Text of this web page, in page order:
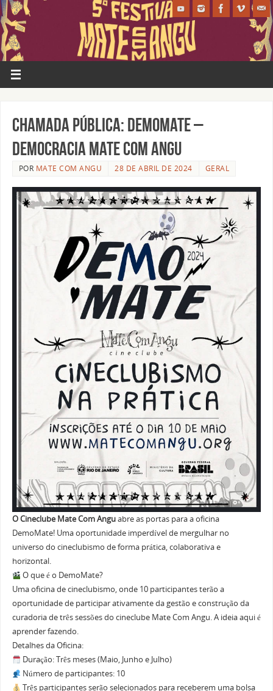
Chamada Pública: DemoMate –
Democracia Mate Com Angu
POR MATE COM ANGU 28 DE ABRIL DE 2024 GERAL
O Cineclube Mate Com Anguabre as portas para a oficina
DemoMate! Uma oportunidade imperdível de mergulhar no
universo do cineclubismo de forma prática, colaborativa e
horizontal.
O que é o DemoMate?
Uma oficina de cineclubismo, onde 10 participantes terão a
oportunidade de participar ativamente da gestão e construção da
curadoria de três sessões do cineclube Mate Com Angu. A ideia aqui é
aprender fazendo.
Detalhes da Oficina:
Duração: Três meses (Maio, Junho e Julho)
Número de participantes: 10
Três participantes serão selecionados para receberem uma bolsa